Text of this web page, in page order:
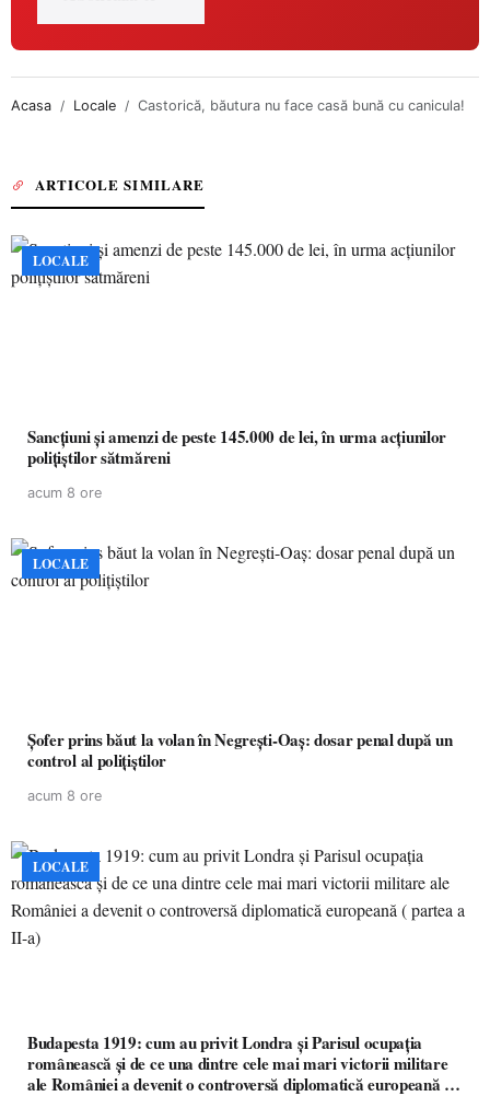
Acasa Locale Castorică, băutura nu face casă bună cu canicula!
ARTICOLE SIMILARE
LOCALE
Sancțiuni și amenzi de peste 145.000 de lei, în urma acțiunilor
polițiștilor sătmăreni
acum 8 ore
LOCALE
Șofer prins băut la volan în Negrești-Oaș: dosar penal după un
control al polițiștilor
acum 8 ore
LOCALE
Budapesta 1919: cum au privit Londra și Parisul ocupația
românească și de ce una dintre cele mai mari victorii militare
ale României a devenit o controversă diplomatică europeană (